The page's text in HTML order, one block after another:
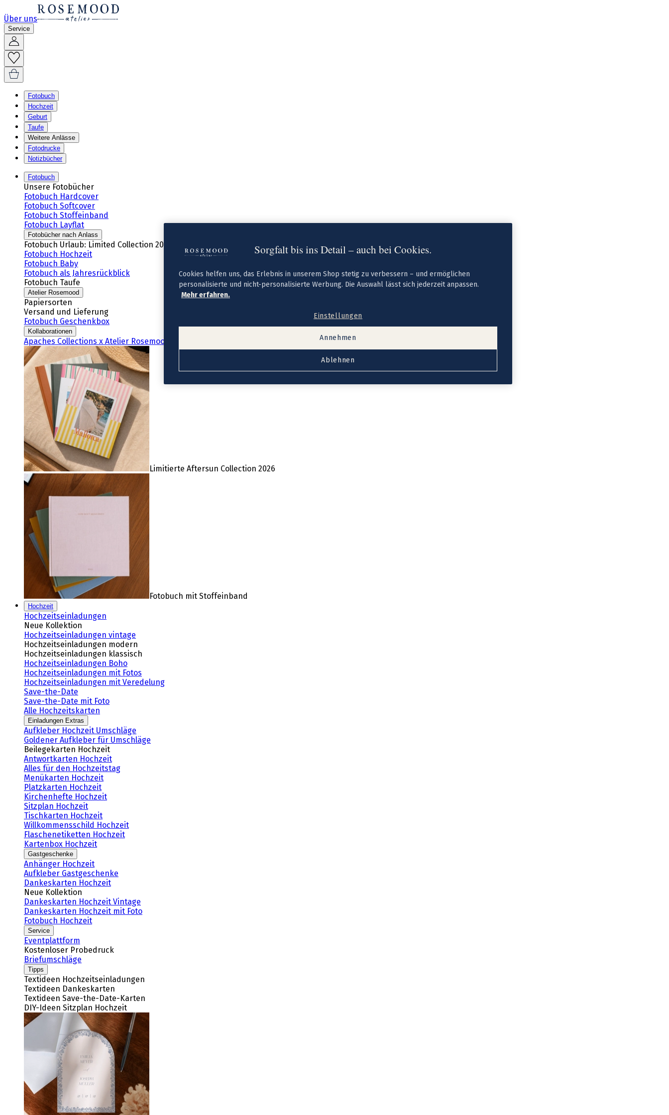
Über uns
Service
Fotobuch
Hochzeit
Geburt
Taufe
Weitere Anlässe
Fotodrucke
Notizbücher
Fotobuch
Unsere Fotobücher
Fotobuch Hardcover
Fotobuch Softcover
Fotobuch Stoffeinband
Fotobuch Layflat
Fotobücher nach Anlass
Fotobuch Urlaub: Limited Collection 2026
Fotobuch Hochzeit
Fotobuch Baby
Fotobuch als Jahresrückblick
Fotobuch Taufe
Atelier Rosemood
Papiersorten
Versand und Lieferung
Fotobuch Geschenkbox
Kollaborationen
Apaches Collections x Atelier Rosemood
Limitierte Aftersun Collection 2026
Fotobuch mit Stoffeinband
Hochzeit
Hochzeitseinladungen
Neue Kollektion
Hochzeitseinladungen vintage
Hochzeitseinladungen modern
Hochzeitseinladungen klassisch
Hochzeitseinladungen Boho
Hochzeitseinladungen mit Fotos
Hochzeitseinladungen mit Veredelung
Save-the-Date
Save-the-Date mit Foto
Alle Hochzeitskarten
Einladungen Extras
Aufkleber Hochzeit Umschläge
Goldener Aufkleber für Umschläge
Beilegekarten Hochzeit
Antwortkarten Hochzeit
Alles für den Hochzeitstag
Menükarten Hochzeit
Platzkarten Hochzeit
Kirchenhefte Hochzeit
Sitzplan Hochzeit
Tischkarten Hochzeit
Willkommensschild Hochzeit
Flaschenetiketten Hochzeit
Kartenbox Hochzeit
Gastgeschenke
Anhänger Hochzeit
Aufkleber Gastgeschenke
Dankeskarten Hochzeit
Neue Kollektion
Dankeskarten Hochzeit Vintage
Dankeskarten Hochzeit mit Foto
Fotobuch Hochzeit
Service
Eventplattform
Kostenloser Probedruck
Briefumschläge
Tipps
Textideen Hochzeitseinladungen
Textideen Dankeskarten
Textideen Save-the-Date-Karten
DIY-Ideen Sitzplan Hochzeit
Sorgfalt bis ins Detail – auch bei Cookies.
Cookies helfen uns, das Erlebnis in unserem Shop stetig zu verbessern – und ermöglichen
personalisierte und nicht-personalisierte Werbung. Die Auswahl lässt sich jederzeit anpassen.
Mehr erfahren.
Einstellungen
Ablehnen
Annehmen